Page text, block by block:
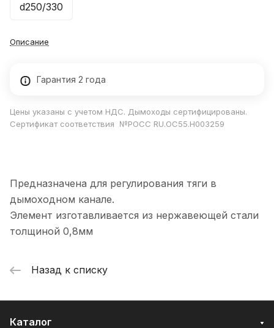
d250/330
Описание
Гарантия 2 года
Цены указаны с учетом НДС. Дымоходы сертифицированы.
Сертификат соответствия №РОСС RU.ОС55.Н003259
Предназначена для регулирования тяги в
дымоходном канале.
Элемент изготавливается из нержавеющей стали
толщиной 0,8мм
Назад к списку
Каталог